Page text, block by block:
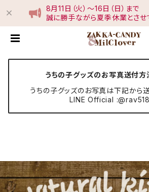
8月11日（火）〜16日（日）まで
誠に勝手ながら夏季休業とさせ
うちの子グッズのお写真送付方
うちの子グッズのお写真は下記から
LINE Official